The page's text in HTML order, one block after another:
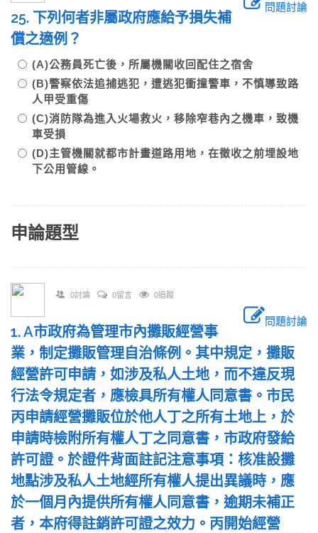
問題討論
25. 下列何者非屬政府應給予損失補
償之適例？
(A)公務員死亡後，所屬機關收回配住之宿舍
(B)警察依法追捕逃犯，遭逃犯衝撞警車，不慎導致路
人甲受重傷
(C)消防隊為進入火場救火，移除窄巷內之機車，致機
車受損
(D)主管機關就都市計畫道路用地，在徵收之前埋設地
下公用管線。
申論題型
0討論 0留言 0追蹤
問題討論
1. A市政府為管理市內攤販經營事
業，制定攤販管理自治條例。其中規定，攤販
經營許可申請，如涉及私人土地，而不違反現
行法令規定者，應檢具所有權人同意書。市民
丙申請經營攤販位於他人丁之所有土地上，於
申請時檢附所有權人丁之同意書，市政府發給
許可證。於證件背面註記注意事項：核准設攤
地點涉及私人土地經所有權人提出異議時，應
於一個月內提供所有權人同意書，逾期未補正
者，本府得註銷許可證之效力。丙開始經營